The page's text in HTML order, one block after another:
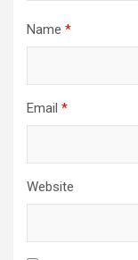
Name *
Email *
Website